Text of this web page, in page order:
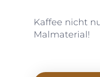
Kaffee nicht
Malmaterial!